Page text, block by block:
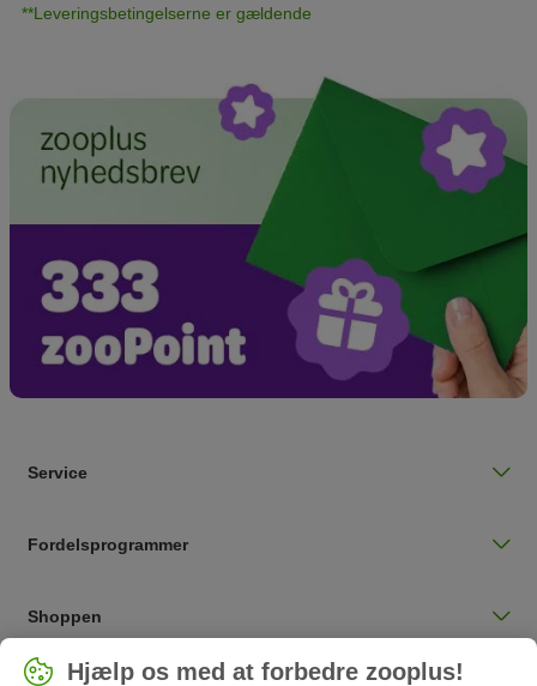
**Leveringsbetingelserne er gældende
Service
Fordelsprogrammer
Shoppen
Vælg landHjælp os med at forbedre zooplus!